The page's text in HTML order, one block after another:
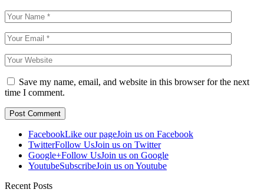
Save my name, email, and website in this browser for the next
time I comment.
FacebookLike our pageJoin us on Facebook
TwitterFollow UsJoin us on Twitter
Google+Follow UsJoin us on Google
YoutubeSubscribeJoin us on Youtube
Recent Posts